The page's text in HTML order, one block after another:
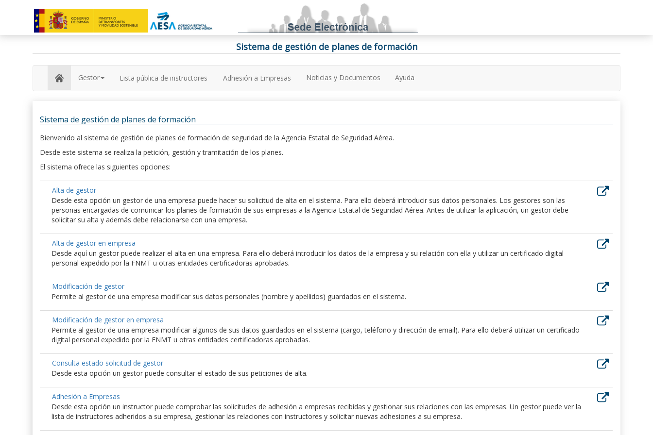
Sistema de gestión de planes de formación
Gestor Lista pública de instructores Adhesión a Empresas Noticias y Documentos Ayuda
Sistema de gestión de planes de formación
Bienvenido al sistema de gestión de planes de formación de seguridad de la Agencia Estatal de Seguridad Aérea.
Desde este sistema se realiza la petición, gestión y tramitación de los planes.
El sistema ofrece las siguientes opciones:
Alta de gestor
Desde esta opción un gestor de una empresa puede hacer su solicitud de alta en el sistema. Para ello deberá introducir sus datos personales. Los gestores son las
personas encargadas de comunicar los planes de formación de sus empresas a la Agencia Estatal de Seguridad Aérea. Antes de utilizar la aplicación, un gestor debe
solicitar su alta y además debe relacionarse con una empresa.
Alta de gestor en empresa
Desde aquí un gestor puede realizar el alta en una empresa. Para ello deberá introducir los datos de la empresa y su relación con ella y utilizar un certificado digital
personal expedido por la FNMT u otras entidades certificadoras aprobadas.
Modificación de gestor
Permite al gestor de una empresa modificar sus datos personales (nombre y apellidos) guardados en el sistema.
Modificación de gestor en empresa
Permite al gestor de una empresa modificar algunos de sus datos guardados en el sistema (cargo, teléfono y dirección de email). Para ello deberá utilizar un certificado
digital personal expedido por la FNMT u otras entidades certificadoras aprobadas.
Consulta estado solicitud de gestor
Desde esta opción un gestor puede consultar el estado de sus peticiones de alta.
Adhesión a Empresas
Desde esta opción un instructor puede comprobar las solicitudes de adhesión a empresas recibidas y gestionar sus relaciones con las empresas. Un gestor puede ver la
lista de instructores adheridos a su empresa, gestionar las relaciones con instructores y solicitar nuevas adhesiones a su empresa.